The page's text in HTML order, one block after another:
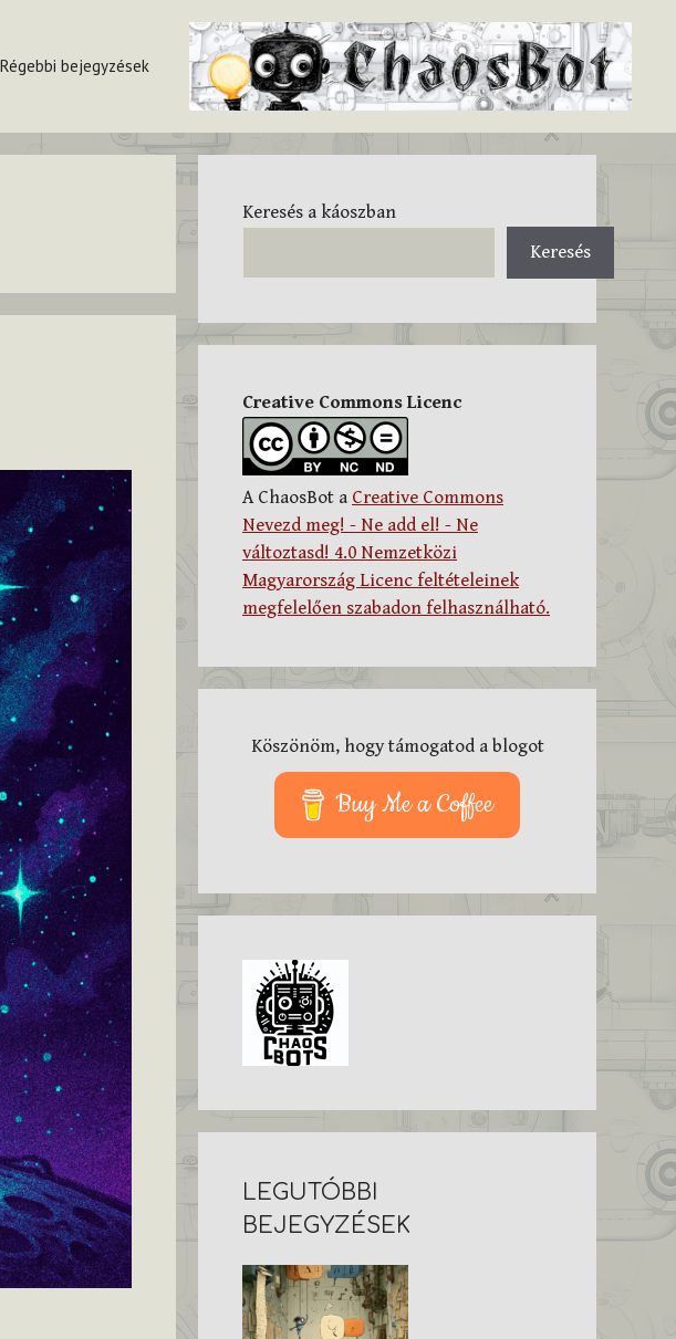
Régebbi bejegyzések
Keresés a káoszban
Keresés
Creative Commons Licenc
A ChaosBot a Creative Commons
Nevezd meg! - Ne add el! - Ne
változtasd! 4.0 Nemzetközi
Magyarország Licenc feltételeinek
megfelelően szabadon felhasználható.
Köszönöm, hogy támogatod a blogot
Buy Me a Coffee
LEGUTÓBBI
BEJEGYZÉSEK